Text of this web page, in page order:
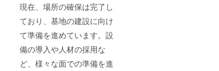
現在、場所の確保は完了し
ており、基地の建設に向け
て準備を進めています。設
備の導入や人材の採用な
ど、様々な面での準備を進